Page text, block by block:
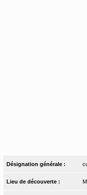
Désignation générale :
Lieu de découverte :